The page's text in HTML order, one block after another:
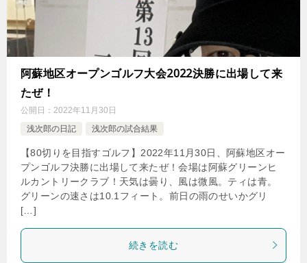
阿蘇地区オープンゴルフ大会2022決勝に出場して来
たぜ！
公開日： 2022年11月30日
浅次郎の日記
浅次郎の試合結果
【80切りを目指すゴルフ】2022年11月30日、阿蘇地区オー
プンゴルフ決勝に出場して来たぜ！会場は阿蘇グリーンヒ
ルカントリークラブ！天気は曇り、風は微風。ティは青。
グリーンの速さは10.1フィート。前日の雨のせいかグリ
[…]
続きを読む